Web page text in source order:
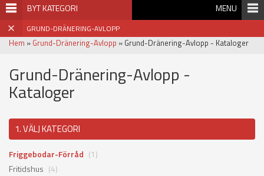
BYT KATEGORI MENU
GRUND-DRÄNERING-AVLOPP
Hem » Grund-Dränering-Avlopp » Grund-Dränering-Avlopp - Kataloger
Grund-Dränering-Avlopp -
Kataloger
1. VÄLJ KATEGORI
Friggebodar-Förråd (1)
Fritidshus (4)